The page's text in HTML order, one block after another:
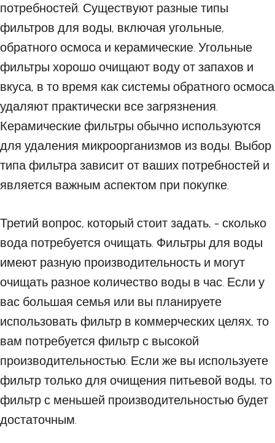
потребностей. Существуют разные типы
фильтров для воды, включая угольные,
обратного осмоса и керамические. Угольные
фильтры хорошо очищают воду от запахов и
вкуса, в то время как системы обратного осмоса
удаляют практически все загрязнения.
Керамические фильтры обычно используются
для удаления микроорганизмов из воды. Выбор
типа фильтра зависит от ваших потребностей и
является важным аспектом при покупке.
Третий вопрос, который стоит задать, - сколько
вода потребуется очищать. Фильтры для воды
имеют разную производительность и могут
очищать разное количество воды в час. Если у
вас большая семья или вы планируете
использовать фильтр в коммерческих целях, то
вам потребуется фильтр с высокой
производительностью. Если же вы используете
фильтр только для очищения питьевой воды, то
фильтр с меньшей производительностью будет
достаточным.